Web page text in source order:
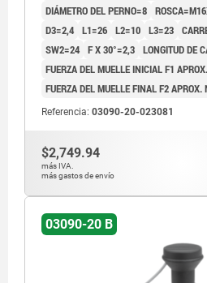
DIÁMETRO DEL PERNO=8
D3=2,4 L1=26 L2=10 L3=23
SW2=24 F X 30°=2,3 LONGITUD DE
FUERZA DEL MUELLE INICIAL F1
FUERZA DEL MUELLE FINAL F2 APROX.
Referencia: 03090-20-023081
$2,749.94
más IVA.
más gastos de envío
03090-20 B